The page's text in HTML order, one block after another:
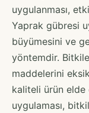
uygulanması,
Yaprak gübresi
büyümesini ve
yöntemdir.
maddelerini
kaliteli ürün elde
uygulaması,